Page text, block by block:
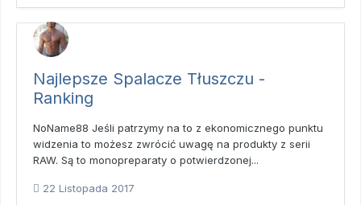
Najlepsze Spalacze Tłuszczu -
Ranking
NoName88 Jeśli patrzymy na to z ekonomicznego punktu
widzenia to możesz zwrócić uwagę na produkty z serii
RAW. Są to monopreparaty o potwierdzonej...
22 Listopada 2017